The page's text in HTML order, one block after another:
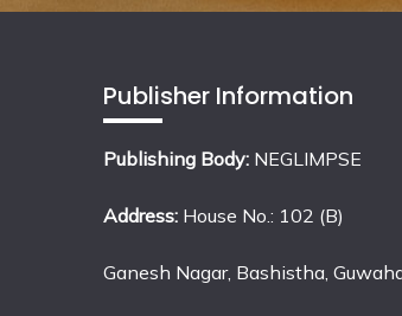
Publisher Information
Publishing Body: NEGLIMPSE
Address: House No.: 102 (B)
Ganesh Nagar, Bashistha,